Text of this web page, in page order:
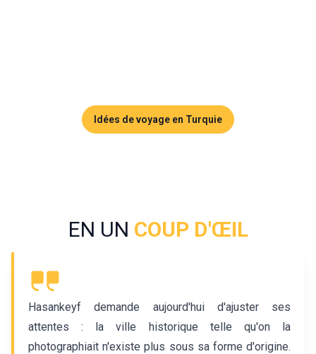
Idées de voyage en Turquie
EN UN COUP D'ŒIL
Hasankeyf demande aujourd'hui d'ajuster ses
attentes : la ville historique telle qu'on la
photographiait n'existe plus sous sa forme d'origine.